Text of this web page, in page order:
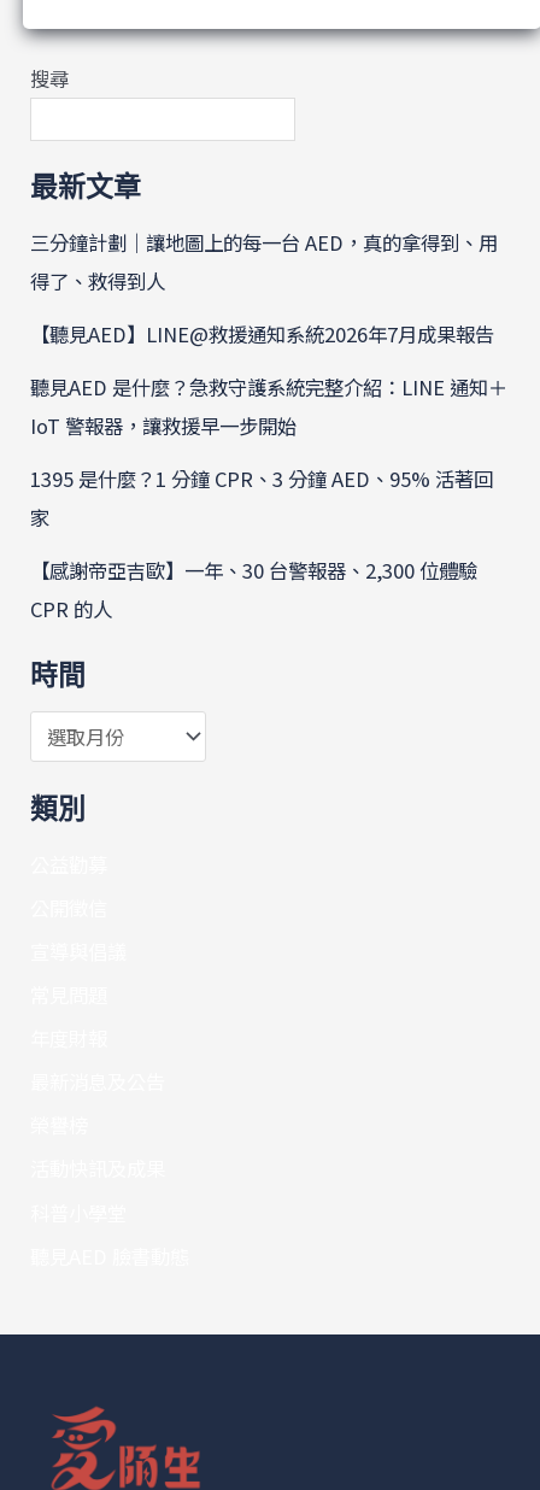
搜尋
最新文章
三分鐘計劃｜讓地圖上的每一台 AED，真的拿得到、用
得了、救得到人
【聽見AED】LINE@救援通知系統2026年7月成果報告
聽見AED 是什麼？急救守護系統完整介紹：LINE 通知＋
IoT 警報器，讓救援早一步開始
1395 是什麼？1 分鐘 CPR、3 分鐘 AED、95% 活著回
家
【感謝帝亞吉歐】一年、30 台警報器、2,300 位體驗
CPR 的人
時間
類別